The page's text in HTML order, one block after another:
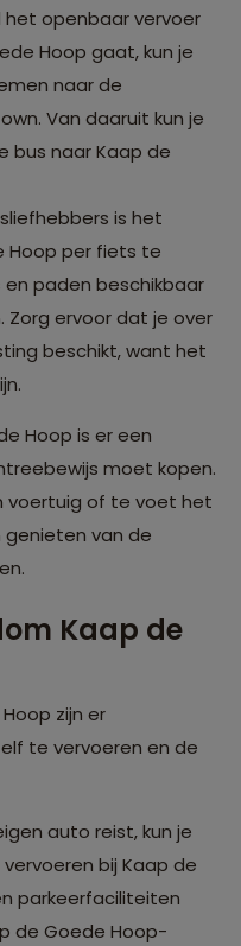
het openbaar vervoer
Hoop gaat, kun je
naar de
Van daaruit kun je
bus naar Kaap de
is het
Hoop per fiets te
en paden beschikbaar
Zorg ervoor dat je over
beschikt, want het
Hoop is er een
moet kopen.
voertuig of te voet het
van de
Kaap de
zijn er
te vervoeren en de
auto reist, kun je
bij Kaap de
parkeerfaciliteiten
de Goede Hoop-